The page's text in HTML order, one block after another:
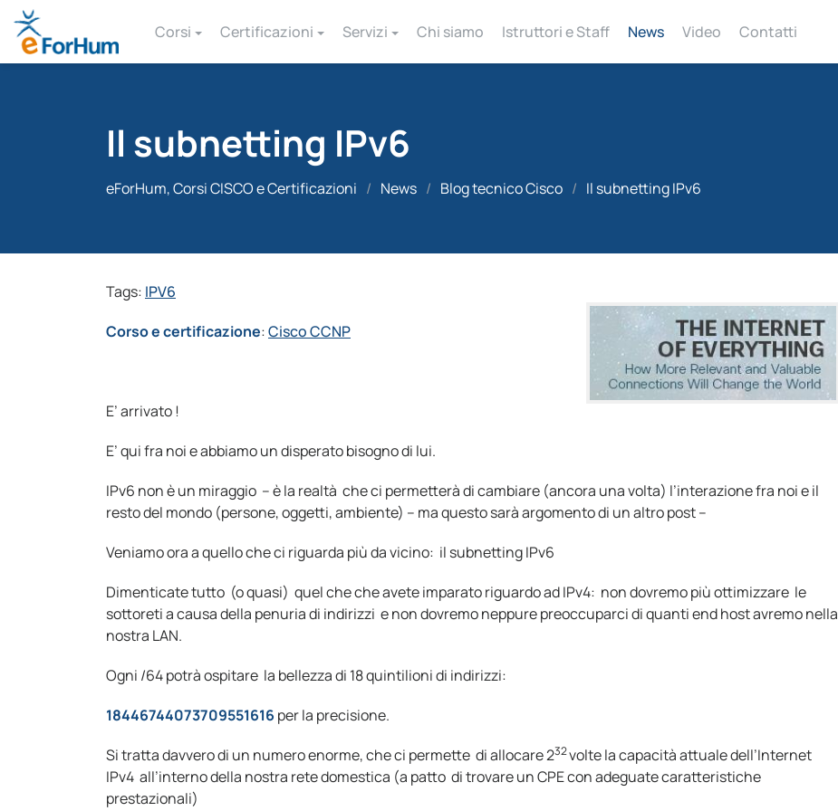
Corsi Certificazioni Servizi Chi siamo Istruttori e Staff News Video Contatti
Il subnetting IPv6
eForHum, Corsi CISCO e Certificazioni / News / Blog tecnico Cisco / Il subnetting IPv6
Tags: IPV6
Corso e certificazione:Cisco CCNP
E’ arrivato !
E’ qui fra noi e abbiamo un disperato bisogno di lui.
IPv6 non è un miraggio – è la realtà che ci permetterà di cambiare (ancora una volta) l’interazione fra noi e il
resto del mondo (persone, oggetti, ambiente) – ma questo sarà argomento di un altro post –
Veniamo ora a quello che ci riguarda più da vicino: il subnetting IPv6
Dimenticate tutto (o quasi) quel che che avete imparato riguardo ad IPv4: non dovremo più ottimizzare le
sottoreti a causa della penuria di indirizzi e non dovremo neppure preoccuparci di quanti end host avremo nella
nostra LAN.
Ogni /64 potrà ospitare la bellezza di 18 quintilioni di indirizzi:
18446744073709551616 per la precisione.
Si tratta davvero di un numero enorme, che ci permette di allocare 232volte la capacità attuale dell’Internet
IPv4 all’interno della nostra rete domestica (a patto di trovare un CPE con adeguate caratteristiche
prestazionali)